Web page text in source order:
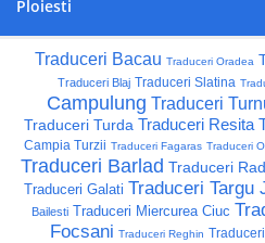
Ploiesti
Traduceri Bacau Traduceri Oradea
Traduceri Blaj Traduceri Slatina
Campulung Traduceri
Traduceri Turda Traduceri Resita
Campia Turzii Traduceri Fagaras Traduceri
Traduceri Barlad Traduceri
Traduceri Galati Traduceri Targu
Bailesti Traduceri Miercurea Ciuc
Focsani Traduceri Reghin